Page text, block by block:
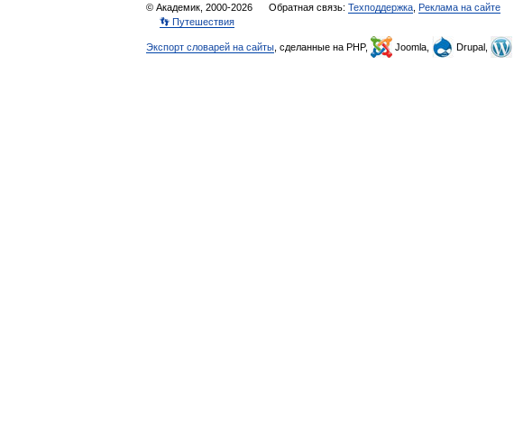
© Академик, 2000-2026 Обратная связь: Техподдержка Реклама на сайте
👣 Путешествия
Экспорт словарей на сайты , сделанные на PHP, Joomla, Drupal,